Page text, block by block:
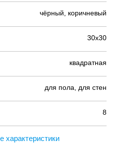
чёрный, коричневый
30х30
квадратная
для пола, для стен
8
характеристики